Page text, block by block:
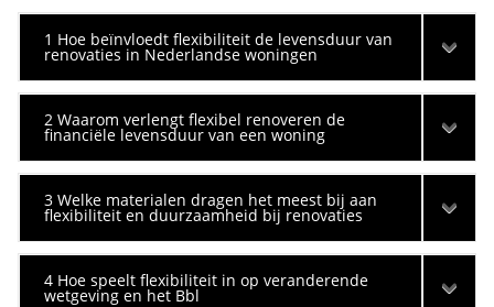
1 Hoe beïnvloedt flexibiliteit de levensduur van
renovaties in Nederlandse woningen
2 Waarom verlengt flexibel renoveren de
financiële levensduur van een woning
3 Welke materialen dragen het meest bij aan
flexibiliteit en duurzaamheid bij renovaties
4 Hoe speelt flexibiliteit in op veranderende
wetgeving en het Bbl